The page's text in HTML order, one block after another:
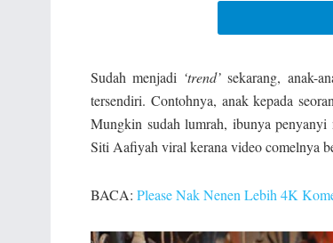
Sudah menjadi ‘trend’ sekarang, anak-
tersendiri. Contohnya, anak kepada
Mungkin sudah lumrah, ibunya penyanyi
Siti Aafiyah viral kerana video comelnya
BACA: Please Nak Nenen Lebih 4K